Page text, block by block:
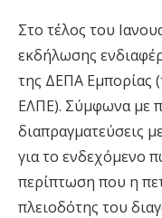
Στο τέλος του
εκδήλωσης
της ΔΕΠΑ Εμπορίας
ΕΛΠΕ). Σύμφωνα με
διαπραγματεύσεις
για το ενδεχόμενο
περίπτωση που η
πλειοδότης του